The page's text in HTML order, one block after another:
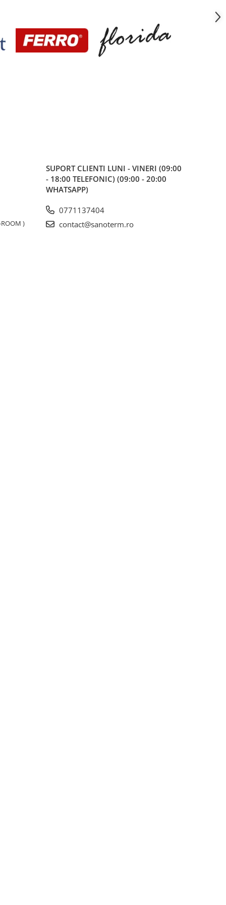
)
SUPORT CLIENTI LUNI - VINERI (09:00
- 18:00 TELEFONIC) (09:00 - 20:00
WHATSAPP)
0771137404
contact@sanoterm.ro